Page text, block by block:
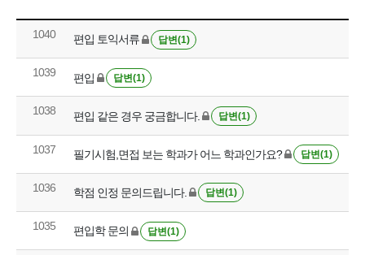
1040 편입 토익서류 답변(1)
1039 편입 답변(1)
1038 편입 같은 경우 궁금합니다. 답변(1)
1037 필기시험,면접 보는 학과가 어느 학과인가요? 답변(1)
1036 학점 인정 문의드립니다. 답변(1)
1035 편입학 문의 답변(1)